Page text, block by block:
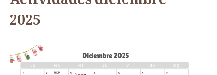
2025